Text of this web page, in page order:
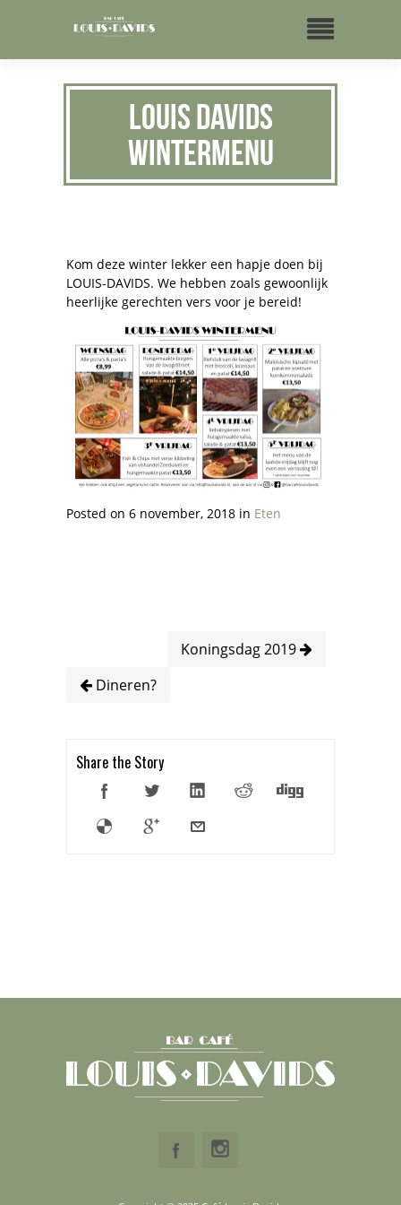
Louis Davids
Wintermenu
Kom deze winter lekker een hapje doen bij
LOUIS-DAVIDS. We hebben zoals gewoonlijk
heerlijke gerechten vers voor je bereid!
Posted on 6 november, 2018 in Eten
Koningsdag 2019
Dineren?
Share the Story